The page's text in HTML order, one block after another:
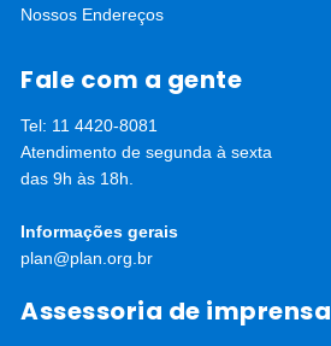
Nossos Endereços
Fale com a gente
Tel: 11 4420-8081
Atendimento de segunda à sexta
das 9h às 18h.
Informações gerais
plan@plan.org.br
Assessoria de imprensa